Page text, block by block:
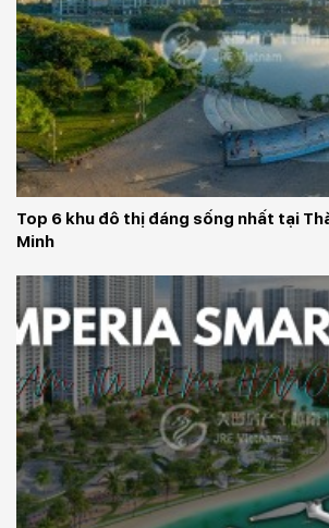
Top 6 khu đô thị đáng sống nhất tại
Minh